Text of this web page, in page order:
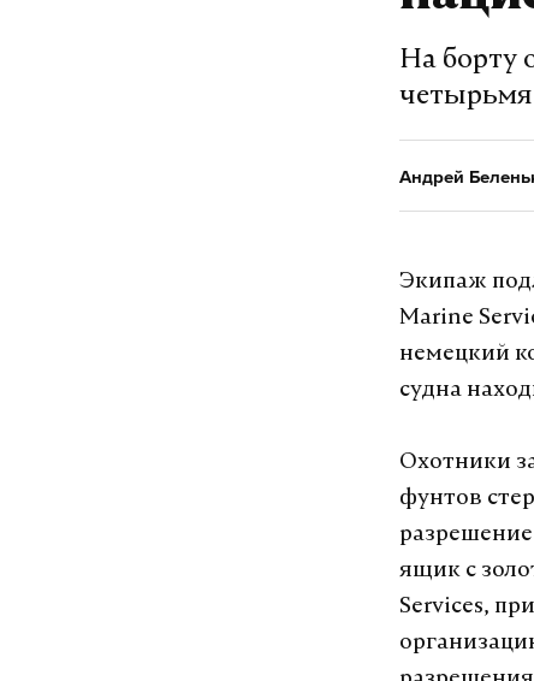
На борту
четырьмя
Андрей
Экипаж
Marine
немецкий
судна
Охотники
фунтов
ящик с
Services,